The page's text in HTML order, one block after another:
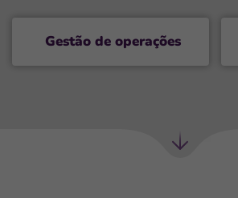
Gestão de operações